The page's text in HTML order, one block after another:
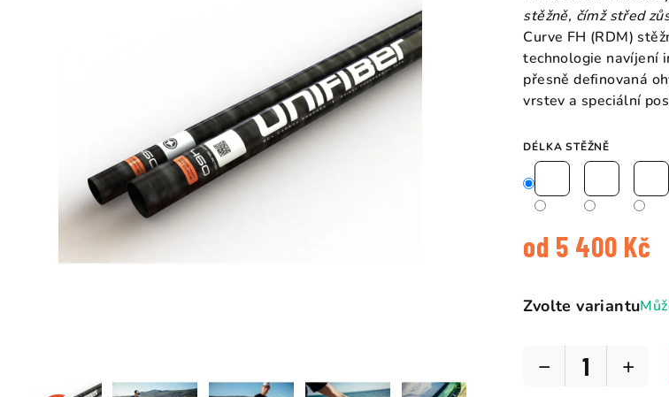
je
5,0
z
hvězdiček.
stěžně, čímž střed
Curve FH (RDM)
technologie navíjení
přesně definovaná
vrstev a speciální
DÉLKA STĚŽNĚ
od 5 400 Kč
cena:
Zvolte variantu
+
−